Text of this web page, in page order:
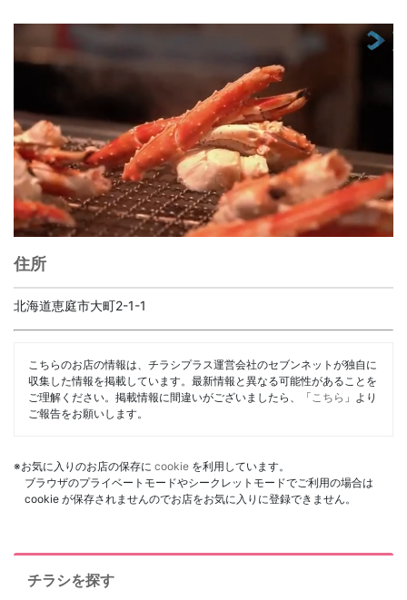
住所
北海道恵庭市大町2-1-1
こちらのお店の情報は、チラシプラス運営会社のセブンネットが独自に
収集した情報を掲載しています。最新情報と異なる可能性があることを
ご理解ください。掲載情報に間違いがございましたら、「 こちら 」より
ご報告をお願いします。
※お気に入りのお店の保存に cookie を利用しています。
ブラウザのプライベートモードやシークレットモードでご利用の場合は
cookie が保存されませんのでお店をお気に入りに登録できません。
チラシを探す